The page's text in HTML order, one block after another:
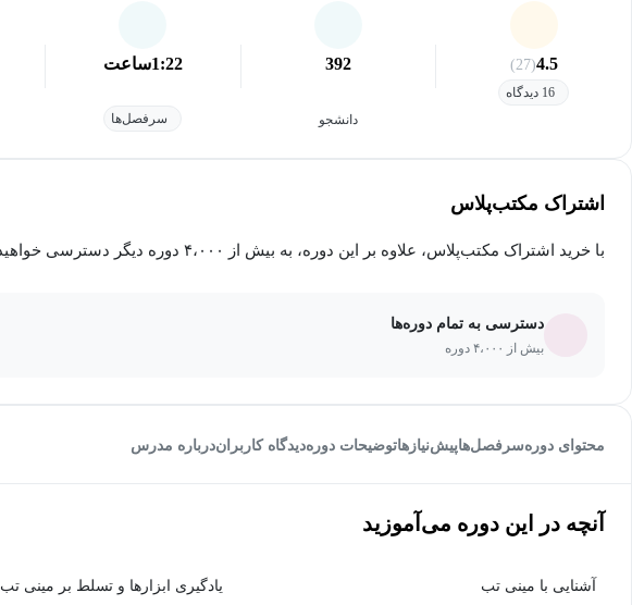
4.5
(27)
16 دیدگاه
392
دانشجو
1:22ساعت
سرفصل‌ها
اشتراک مکتب‌پلاس
با خرید اشتراک مکتب‌پلاس، علاوه بر این دوره، به بیش از ۴،۰۰۰ دوره دیگر دسترسی خواهید داشت.
دسترسی به تمام دوره‌ها
بیش از ۴،۰۰۰ دوره
محتوای دورهسرفصل‌هاپیش‌نیاز‌هاتوضیحات دورهدیدگاه کاربراندرباره مدرس
آنچه در این دوره می‌آموزید
آشنایی با مینی تب
یادگیری ابزارها و تسلط بر مینی تب